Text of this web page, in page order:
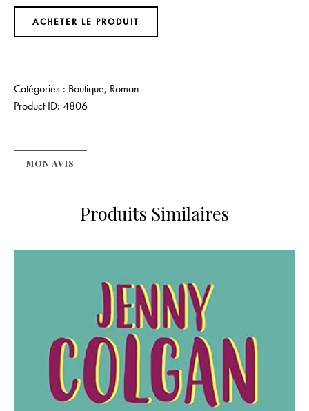
ACHETER LE PRODUIT
Catégories : Boutique, Roman
Product ID: 4806
MON AVIS
Produits Similaires